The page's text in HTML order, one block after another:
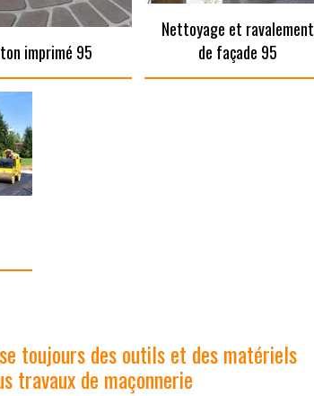
imprimé 95
Nettoyage et ravalement
de façade 95
toujours des outils et des matériels
travaux de maçonnerie